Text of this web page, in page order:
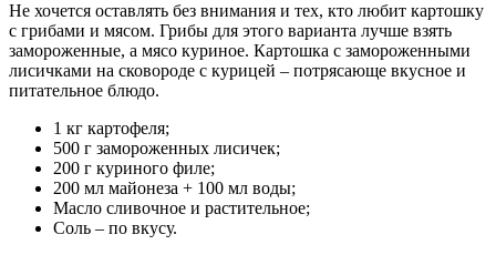
Не хочется оставлять без внимания и тех, кто любит картошку
с грибами и мясом. Грибы для этого варианта лучше взять
замороженные, а мясо куриное. Картошка с замороженными
лисичками на сковороде с курицей – потрясающе вкусное и
питательное блюдо.
1 кг картофеля;
500 г замороженных лисичек;
200 г куриного филе;
200 мл майонеза + 100 мл воды;
Масло сливочное и растительное;
Соль – по вкусу.